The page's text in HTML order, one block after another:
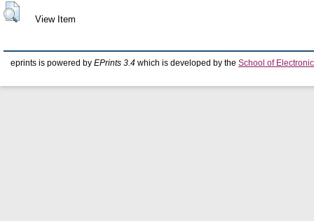
View Item
eprints is powered by EPrints 3.4 which is developed by the School of